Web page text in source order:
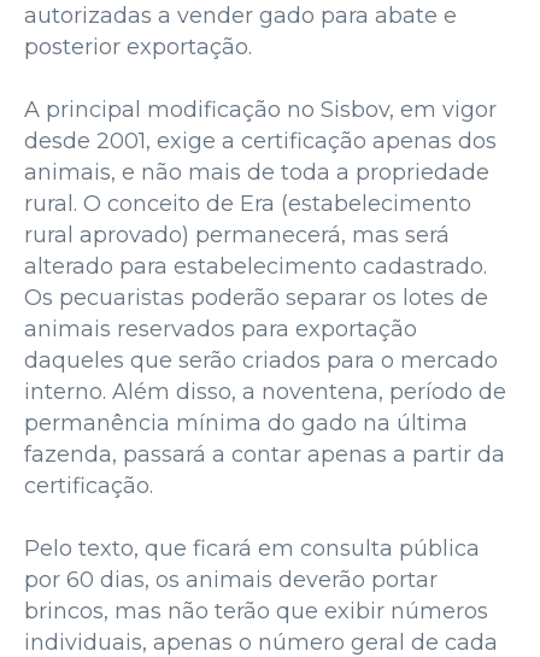
autorizadas a vender gado para abate e
posterior exportação.
A principal modificação no Sisbov, em vigor
desde 2001, exige a certificação apenas dos
animais, e não mais de toda a propriedade
rural. O conceito de Era (estabelecimento
rural aprovado) permanecerá, mas será
alterado para estabelecimento cadastrado.
Os pecuaristas poderão separar os lotes de
animais reservados para exportação
daqueles que serão criados para o mercado
interno. Além disso, a noventena, período de
permanência mínima do gado na última
fazenda, passará a contar apenas a partir da
certificação.
Pelo texto, que ficará em consulta pública
por 60 dias, os animais deverão portar
brincos, mas não terão que exibir números
individuais, apenas o número geral de cada